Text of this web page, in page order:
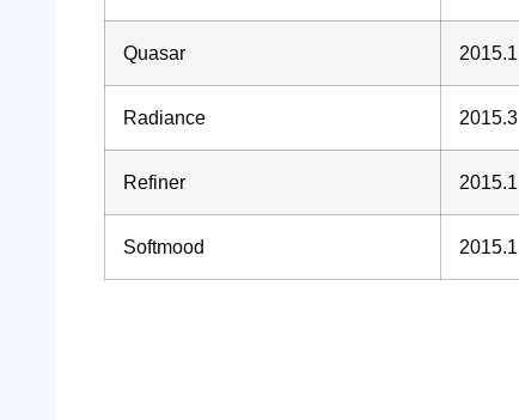
Quasar 2015.1
Radiance 2015.3
Refiner 2015.1
Softmood 2015.1